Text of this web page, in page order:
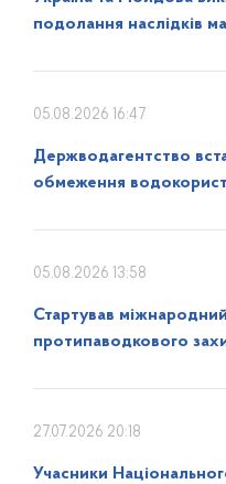
подолання наслідків
05.08.2026 16:47
Держводагентство
обмеження
05.08.2026 13:58
Стартував міжнародний
протипаводкового
27.07.2026 20:18
Учасники